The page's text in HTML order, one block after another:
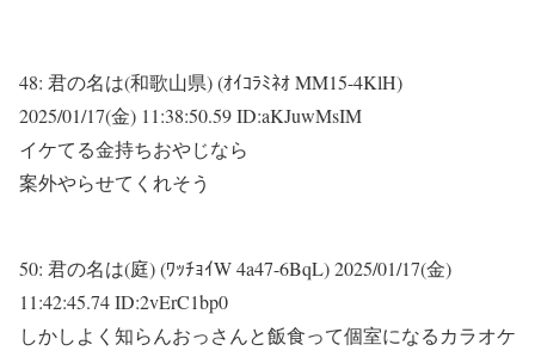
48: 君の名は(和歌山県) (ｵｲｺﾗﾐﾈｵ MM15-4KlH)
2025/01/17(金) 11:38:50.59 ID:aKJuwMsIM
イケてる金持ちおやじなら
案外やらせてくれそう
50: 君の名は(庭) (ﾜｯﾁｮｲW 4a47-6BqL)2025/01/17(金)
11:42:45.74 ID:2vErC1bp0
しかしよく知らんおっさんと飯食って個室になるカラオケ